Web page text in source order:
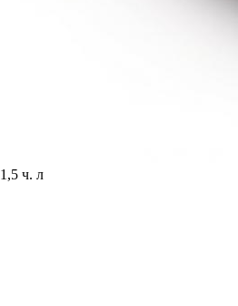
1,5 ч. л